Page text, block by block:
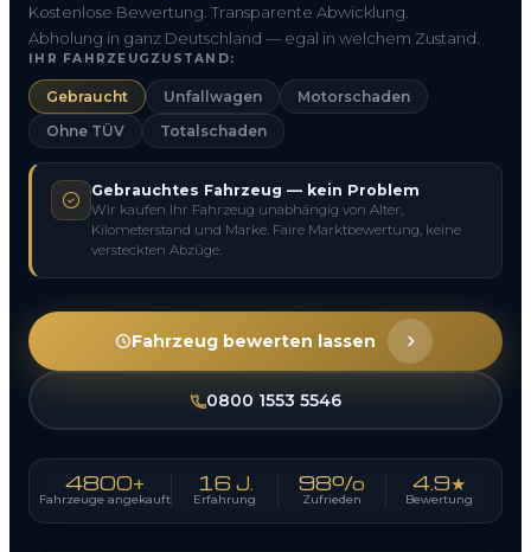
Kontakt
FAQ
0800 1553 5546
Kostenlos anfragen
Kostenlose Bewertung. Transparente Abwicklung.
Abholung in ganz Deutschland — egal in welchem Zustand.
IHR FAHRZEUGZUSTAND:
Gebraucht Unfallwagen
Motorschaden
Ohne TÜV
Totalschaden
Gebrauchtes Fahrzeug — kein Problem
Wir kaufen Ihr Fahrzeug unabhängig von Alter,
Kilometerstand und Marke. Faire Marktbewertung, keine
versteckten Abzüge.
Fahrzeug bewerten lassen
0800 1553 5546
4800+
Fahrzeuge angekauft
16 J.
Erfahrung
98%
Zufrieden
4.9★
Bewertung